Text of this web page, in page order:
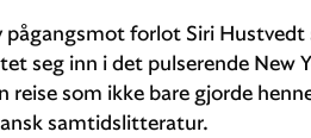
pågangsmot forlot Siri
seg inn i det pulserende New
reise som ikke bare gjorde
samtidslitteratur.